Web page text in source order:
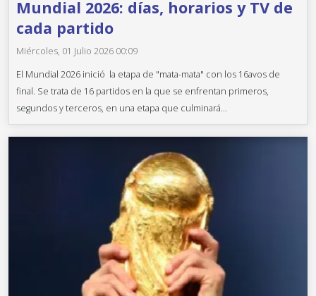
Mundial 2026: días, horarios y TV de
cada partido
Miércoles, 01 Julio 2026 00:09
El Mundial 2026 inició la etapa de "mata-mata" con los 16avos de
final. Se trata de 16 partidos en la que se enfrentan primeros,
segundos y terceros, en una etapa que culminará...